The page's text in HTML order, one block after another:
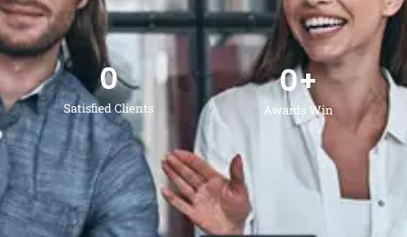
Satisfied Clients
0
Awards Win
0+